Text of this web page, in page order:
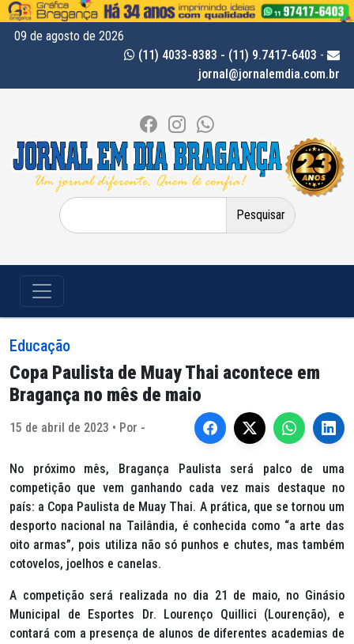
09 de agosto de 2026
(11) 4033-8383 - (11) 9.7417-6403 -
jornal@jornalemdia.com.br
Pesquisar
por:
Educação
Copa Paulista de Muay Thai acontece em
Bragança no mês de maio
15 de abril de 2023 • Por -
No próximo mês, Bragança Paulista será palco de uma
competição que vem ganhando cada vez mais destaque no
país: a Copa Paulista de Muay Thai. A prática, que se tornou um
desporto nacional na Tailândia, é conhecida como “a arte das
oito armas”, pois utiliza não só punhos e chutes, mas também
cotovelos, joelhos e canelas.
A competição será realizada no dia 21 de maio, no Ginásio
Municipal de Esportes Dr. Lourenço Quillici (Lourenção), e
contará com a presença de alunos de diferentes academias de